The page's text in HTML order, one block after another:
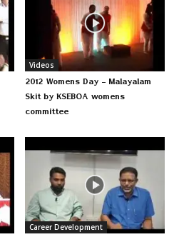
Videos
2012 Womens Day – Malayalam
Skit by KSEBOA womens
committee
Career Development